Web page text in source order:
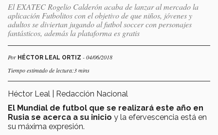
El EXATEC Rogelio Calderón acaba de lanzar al mercado la
aplicación Futbolitos con el objetivo de que niños, jóvenes y
adultos se diviertan jugando al futbol soccer con personajes
fantásticos, además la plataforma es gratis
Por HÉCTOR LEAL ORTIZ - 04/06/2018
Tiempo estimado de lectura:3 mins
Héctor Leal | Redacción Nacional
El Mundial de futbol que se realizará este año en
Rusia se acerca a su inicio y la efervescencia está en
su máxima expresión.